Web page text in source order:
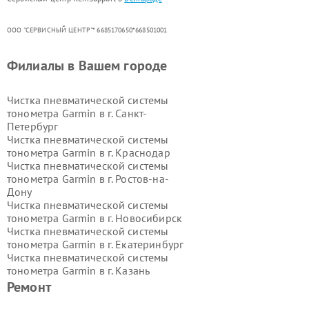
ООО "СЕРВИСНЫЙ ЦЕНТР"* 6685170650*668501001
Ремонт
Филиалы в Вашем городе
Чистка пневматической системы
тонометра Garmin в г. Санкт-
Петербург
Чистка пневматической системы
тонометра Garmin в г. Краснодар
Чистка пневматической системы
тонометра Garmin в г. Ростов-на-
Дону
Чистка пневматической системы
тонометра Garmin в г. Новосибирск
Чистка пневматической системы
тонометра Garmin в г. Екатеринбург
Чистка пневматической системы
тонометра Garmin в г. Казань
Чистка пневматической системы
тонометра Garmin в г.